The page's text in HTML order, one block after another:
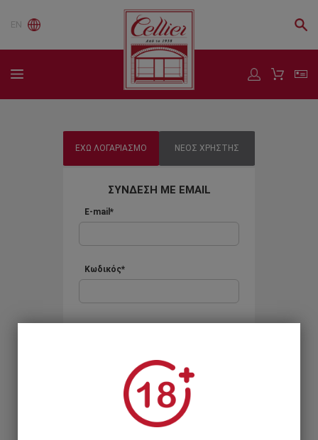
EN
ΕΧΩ ΛΟΓΑΡΙΑΣΜΟ ΝΕΟΣ ΧΡΗΣΤΗΣ
ΣΥΝΔΕΣΗ ΜΕ EMAIL
E-mail*
Κωδικός*
Ξεχάσατε τον κωδικό;
Ή
ΣΥΝΔΕΣΗ ΜΕ ...